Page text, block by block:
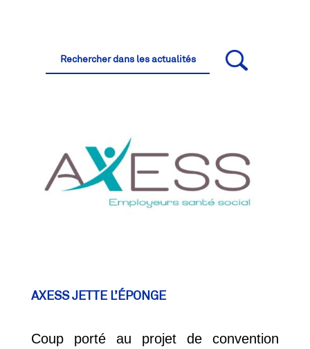
AXESS JETTE L’ÉPONGE
Coup porté au projet de convention